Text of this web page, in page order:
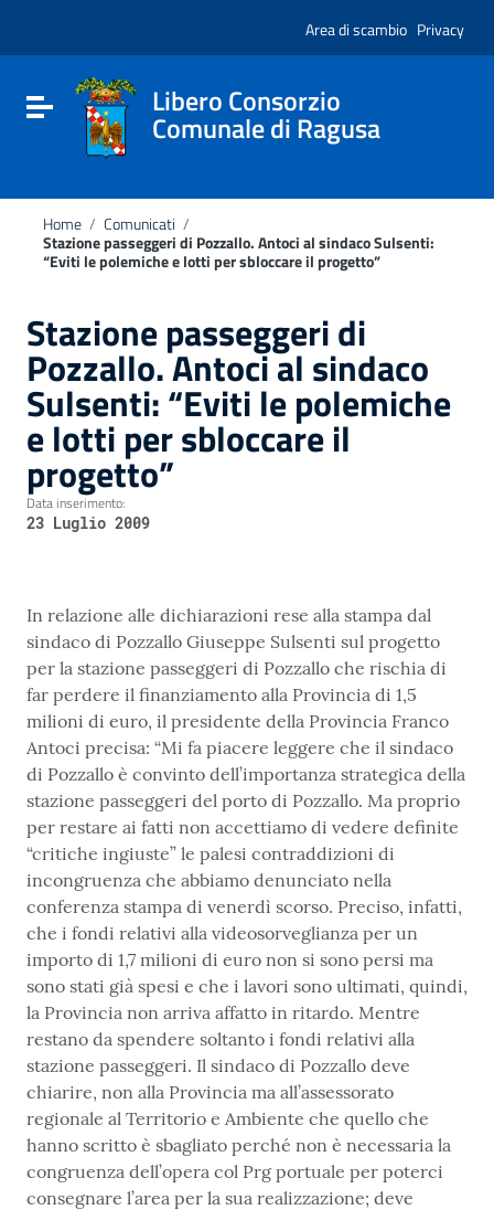
sito
include
Vai al footer
Area di scambio Privacy
Attiva / disattiva la navigazione
Libero Consorzio
Comunale di Ragusa
Home / Comunicati /
Stazione passeggeri di Pozzallo. Antoci al sindaco Sulsenti:
“Eviti le polemiche e lotti per sbloccare il progetto”
Stazione passeggeri di
Pozzallo. Antoci al sindaco
Sulsenti: “Eviti le polemiche
e lotti per sbloccare il
progetto”
Data inserimento:
23 Luglio 2009
In relazione alle dichiarazioni rese alla stampa dal
sindaco di Pozzallo Giuseppe Sulsenti sul progetto
per la stazione passeggeri di Pozzallo che rischia di
far perdere il finanziamento alla Provincia di 1,5
milioni di euro, il presidente della Provincia Franco
Antoci precisa: “Mi fa piacere leggere che il sindaco
di Pozzallo è convinto dell’importanza strategica della
stazione passeggeri del porto di Pozzallo. Ma proprio
per restare ai fatti non accettiamo di vedere definite
“critiche ingiuste” le palesi contraddizioni di
incongruenza che abbiamo denunciato nella
conferenza stampa di venerdì scorso. Preciso, infatti,
che i fondi relativi alla videosorveglianza per un
importo di 1,7 milioni di euro non si sono persi ma
sono stati già spesi e che i lavori sono ultimati, quindi,
la Provincia non arriva affatto in ritardo. Mentre
restano da spendere soltanto i fondi relativi alla
stazione passeggeri. Il sindaco di Pozzallo deve
chiarire, non alla Provincia ma all’assessorato
regionale al Territorio e Ambiente che quello che
hanno scritto è sbagliato perché non è necessaria la
congruenza dell’opera col Prg portuale per poterci
consegnare l’area per la sua realizzazione; deve